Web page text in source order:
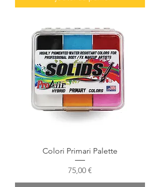
Colori Primari Palette
Prix
75,00 €